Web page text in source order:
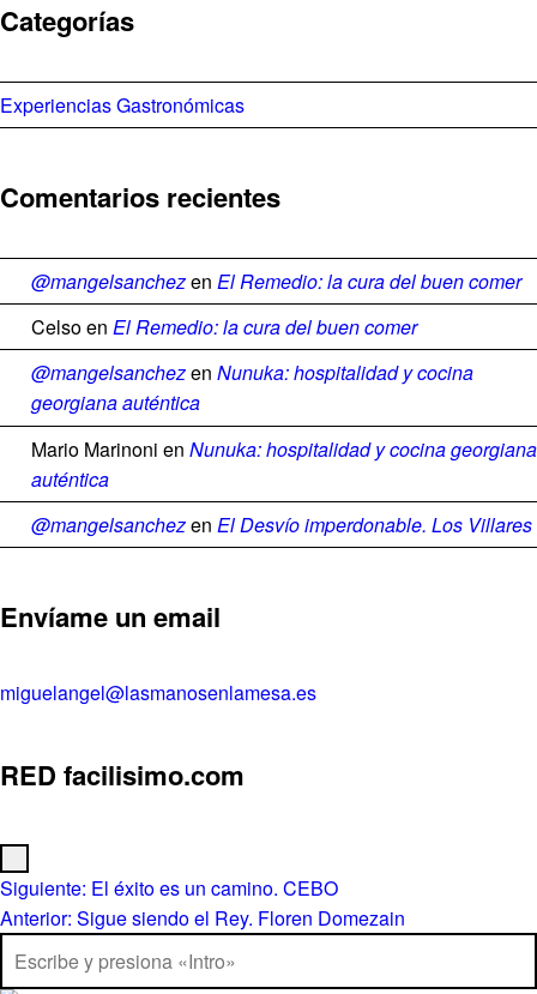
Categorías
Experiencias Gastronómicas
Comentarios recientes
@mangelsanchezen El Remedio: la cura del buen comer
Celsoen El Remedio: la cura del buen comer
@mangelsanchezen Nunuka: hospitalidad y cocina
georgiana auténtica
Mario Marinoni en Nunuka: hospitalidad y cocina georgiana
auténtica
@mangelsanchezen El Desvío imperdonable. Los Villares
Envíame un email
miguelangel@lasmanosenlamesa.es
RED facilisimo.com
Navegación de entradas
Siguiente: El éxito es un camino. CEBO
Anterior: Sigue siendo el Rey. Floren Domezain
Buscar